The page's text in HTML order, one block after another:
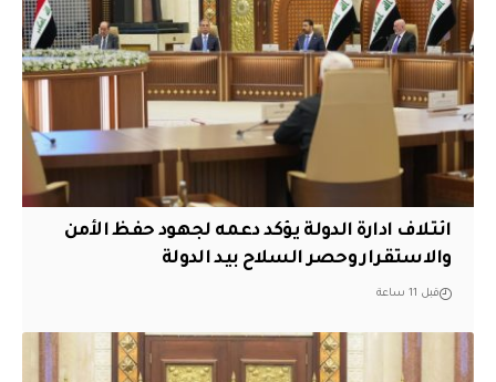
ائتلاف ادارة الدولة يؤكد دعمه لجهود حفظ الأمن
والاستقرار وحصر السلاح بيد الدولة
قبل 11 ساعة